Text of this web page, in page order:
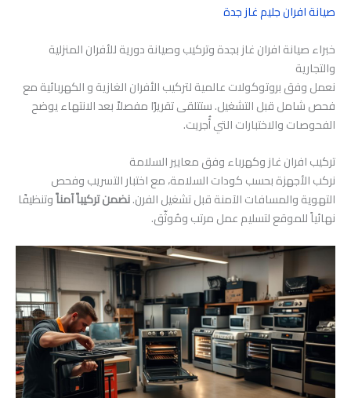
صيانة افران جليم غاز جدة
خبراء صيانة افران غاز بجدة وتركيب وصيانة دورية للأفران المنزلية
والتجارية
نعمل وفق بروتوكولات عالمية لتركيب الأفران الغازية و الكهربائية مع
فحص شامل قبل التشغيل. ستتلقى تقريرًا مفصلاً بعد الانتهاء يوضح
الفحوصات والاختبارات التي أُجريت.
تركيب افران غاز وكهرباء وفق معايير السلامة
نركب الأجهزة بحسب كودات السلامة، مع اختبار التسريب وفحص
التهوية والمسافات الآمنة قبل تشغيل الفرن.نضمن تركيباً آمناًوتنظيفًا
نهائياً للموقع لتسليم عمل مرتب ومُوثّق.